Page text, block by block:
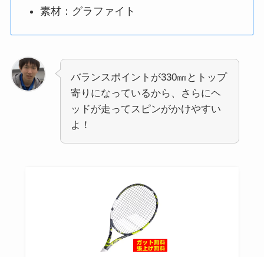
素材：グラファイト
バランスポイントが330㎜とトップ
寄りになっているから、さらにヘ
ッドが走ってスピンがかけやすい
よ！